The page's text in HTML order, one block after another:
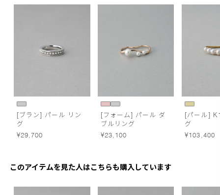
[ブラン] パール リン
グ
¥29,700
[フォーム] パール ダ
ブルリング
¥23,100
[パール]
グ
¥103,400
このアイテムを見た人はこちらも購入しています